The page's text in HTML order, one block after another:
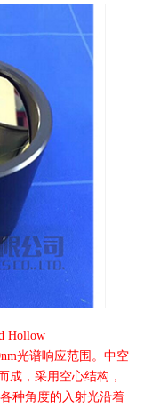
Hollow
光谱响应范围。中空
成，采用空心结构，
种角度的入射光沿着